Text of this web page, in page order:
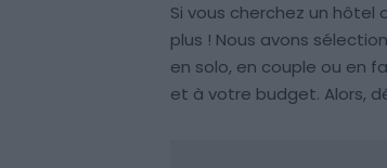
Si vous cherchez un
plus ! Nous avons
en solo, en couple ou en
et à votre budget. Alors,